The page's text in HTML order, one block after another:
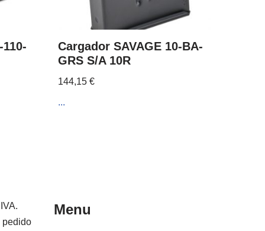
Cargador SAVAGE 10-BA-
GRS S/A 10R
144,15€
...
pedido
Menu